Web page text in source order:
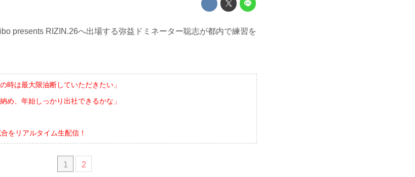
presents RIZIN.26へ出場する弥益ドミネーター聡志が都内で練習を
時は最大限油断していただきたい」
め、年始しっかり出社できるかな」
をリアルタイム生配信！
1 2